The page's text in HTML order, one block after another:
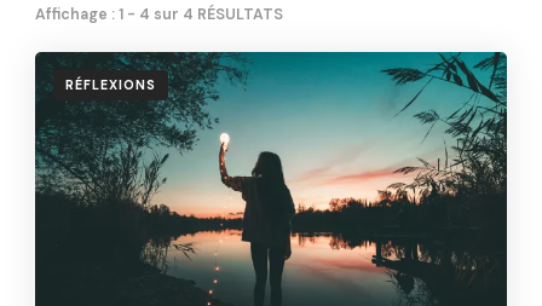
Affichage : 1 - 4 sur 4 RÉSULTATS
RÉFLEXIONS